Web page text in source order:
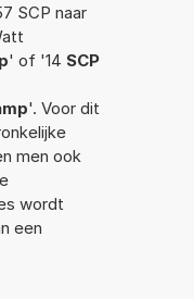
SCP naar
' of '14 SCP
'. Voor dit
men ook
wordt
een